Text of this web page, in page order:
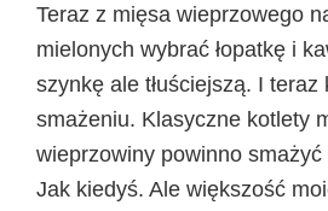
Teraz z mięsa wieprzowego
mielonych wybrać łopatkę i
szynkę ale tłuściejszą. I teraz
smażeniu. Klasyczne kotlety
wieprzowiny powinno
Jak kiedyś. Ale większość